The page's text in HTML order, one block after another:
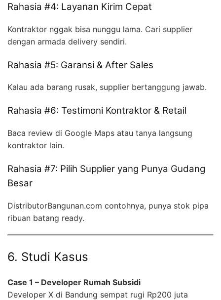
Rahasia #4: Layanan Kirim Cepat
Kontraktor nggak bisa nunggu lama. Cari supplier
dengan armada delivery sendiri.
Rahasia #5: Garansi & After Sales
Kalau ada barang rusak, supplier bertanggung jawab.
Rahasia #6: Testimoni Kontraktor & Retail
Baca review di Google Maps atau tanya langsung
kontraktor lain.
Rahasia #7: Pilih Supplier yang Punya Gudang
Besar
DistributorBangunan.com contohnya, punya stok pipa
ribuan batang ready.
6. Studi Kasus
Case 1 – Developer Rumah Subsidi
Developer X di Bandung sempat rugi Rp200 juta